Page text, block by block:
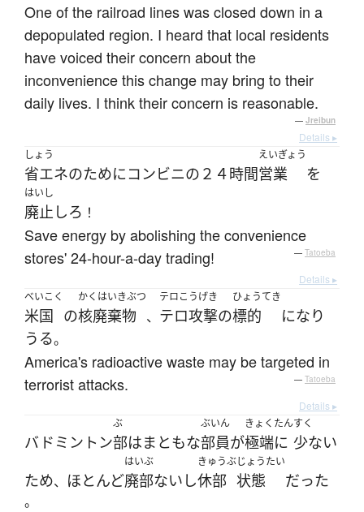
One of the railroad lines was closed down in a
depopulated region. I heard that local residents
have voiced their concern about the
inconvenience this change may bring to their
daily lives. I think their concern is reasonable.
— Jreibun
Details ▸
しょう
省エネのためにコンビニの ２４時間
えいぎょう
営業 を
はいし
廃止 しろ ！
Save energy by abolishing the convenience
stores' 24-hour-a-day trading!
— Tatoeba
Details ▸
べいこく
米国 の
かくはいきぶつ
核廃棄物 、
テロこうげき
テロ攻撃の
ひょうてき
標的
になり
うる。
America's radioactive waste may be targeted in
terrorist attacks.
— Tatoeba
Details ▸
バドミントン
ぶ
部はまともな
ぶいん
部員が
きょくたん
極端に
すく
少ない
ため、 ほとんど
はいぶ
廃部ないし
きゅうぶ
休部
じょうたい
状態 だった
。